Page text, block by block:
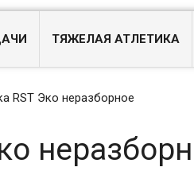
ТЯЖЕЛАЯ АТЛЕТИКА
RST Эко неразборное